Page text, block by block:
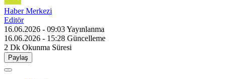
Haber Merkezi
Editör
16.06.2026 - 09:03Yayınlanma
16.06.2026 - 15:28 Güncelleme
2 Dk Okunma Süresi
Paylaş